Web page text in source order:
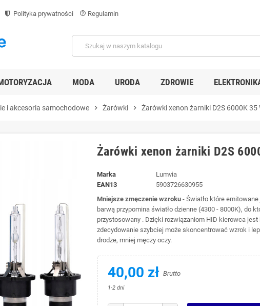
Polityka prywatności help_outline Regulamin
MODA URODA ZDROWIE
i akcesoria samochodowe chevron_right Żarówki chevron_right Żarówki xenon żarniki D2S 6000K 35
Żarówki xenon żarniki D2S
Marka
Lumvia
EAN13
5903726630955
Mniejsze zmęczenie wzroku - Światło które
barwą przypomina światło dzienne (4300 - 8000K), do
przystosowany . Dzięki rozwiązaniom HID kierowca jest
zdecydowanie szybciej może skoncentrować wzrok i
drodze, mniej męczy oczy.
40,00 zł Brutto
1-2 dni